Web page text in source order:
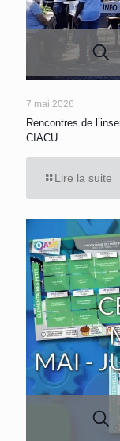
7 mai 2026
Rencontres de
CIACU
Lire la suite